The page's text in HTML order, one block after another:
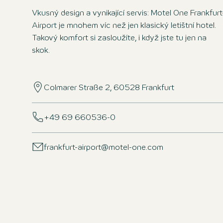
Vkusný design a vynikající servis: Motel One
Airport je mnohem víc než jen klasický letištní hotel.
Takový komfort si zasloužíte, i když jste tu jen na
skok.
Colmarer Straße 2, 60528 Frankfurt
+49 69 660536-0
frankfurt-airport@motel-one.com